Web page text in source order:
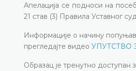
Апелација се подноси на
21 став (3) Правила Уставног
Информације о начину
прегледајте видео УПУТСТВО
Образац је тренутно